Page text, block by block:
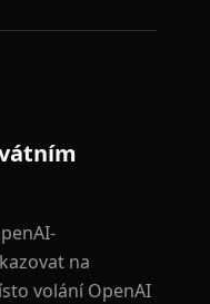
na
volání OpenAI